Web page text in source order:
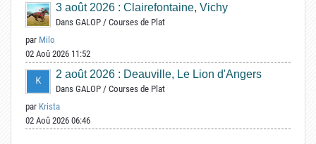
3 août 2026 : Clairefontaine, Vichy
Dans GALOP / Courses de Plat
par Milo
02 Aoû 2026 11:52
2 août 2026 : Deauville, Le Lion d'Angers
Dans GALOP / Courses de Plat
par Krista
02 Aoû 2026 06:46